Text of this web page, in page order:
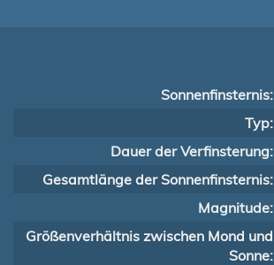
Sonnenfinsternis:
Typ:
Dauer der Verfinsterung:
Gesamtlänge der Sonnenfinsternis:
Magnitude:
Größenverhältnis zwischen Mond und
Sonne: